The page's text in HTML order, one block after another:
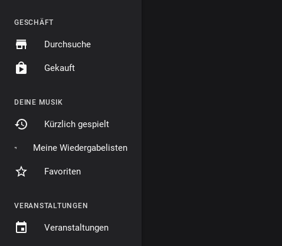
GESCHÄFT
Durchsuche
Gekauft
DEINE MUSIK
Kürzlich gespielt
Meine Wiedergabelisten
Favoriten
VERANSTALTUNGEN
Veranstaltungen